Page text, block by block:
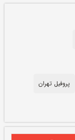
پروفیل تهران